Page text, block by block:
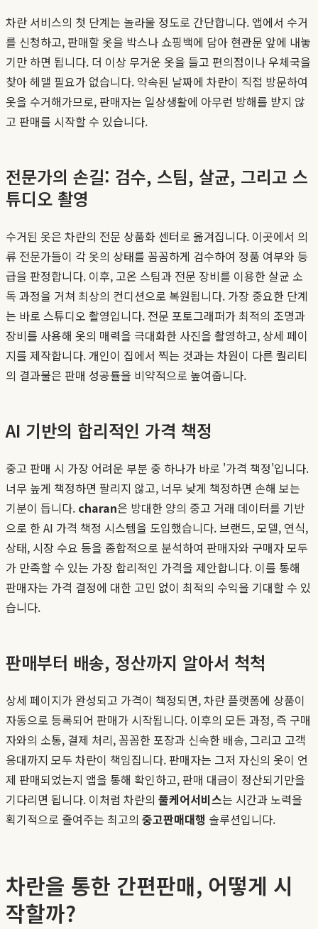
차란 서비스의 첫 단계는 놀라울 정도로 간단합니다. 앱에서 수거
를 신청하고, 판매할 옷을 박스나 쇼핑백에 담아 현관문 앞에 내놓
기만 하면 됩니다. 더 이상 무거운 옷을 들고 편의점이나 우체국을
찾아 헤맬 필요가 없습니다. 약속된 날짜에 차란이 직접 방문하여
옷을 수거해가므로, 판매자는 일상생활에 아무런 방해를 받지 않
고 판매를 시작할 수 있습니다.
전문가의 손길: 검수, 스팀, 살균, 그리고 스
튜디오 촬영
수거된 옷은 차란의 전문 상품화 센터로 옮겨집니다. 이곳에서 의
류 전문가들이 각 옷의 상태를 꼼꼼하게 검수하여 정품 여부와 등
급을 판정합니다. 이후, 고온 스팀과 전문 장비를 이용한 살균 소
독 과정을 거쳐 최상의 컨디션으로 복원됩니다. 가장 중요한 단계
는 바로 스튜디오 촬영입니다. 전문 포토그래퍼가 최적의 조명과
장비를 사용해 옷의 매력을 극대화한 사진을 촬영하고, 상세 페이
지를 제작합니다. 개인이 집에서 찍는 것과는 차원이 다른 퀄리티
의 결과물은 판매 성공률을 비약적으로 높여줍니다.
AI 기반의 합리적인 가격 책정
중고 판매 시 가장 어려운 부분 중 하나가 바로 '가격 책정'입니다.
너무 높게 책정하면 팔리지 않고, 너무 낮게 책정하면 손해 보는
기분이 듭니다. charan은 방대한 양의 중고 거래 데이터를 기반
으로 한 AI 가격 책정 시스템을 도입했습니다. 브랜드, 모델, 연식,
상태, 시장 수요 등을 종합적으로 분석하여 판매자와 구매자 모두
가 만족할 수 있는 가장 합리적인 가격을 제안합니다. 이를 통해
판매자는 가격 결정에 대한 고민 없이 최적의 수익을 기대할 수 있
습니다.
판매부터 배송, 정산까지 알아서 척척
상세 페이지가 완성되고 가격이 책정되면, 차란 플랫폼에 상품이
자동으로 등록되어 판매가 시작됩니다. 이후의 모든 과정, 즉 구매
자와의 소통, 결제 처리, 꼼꼼한 포장과 신속한 배송, 그리고 고객
응대까지 모두 차란이 책임집니다. 판매자는 그저 자신의 옷이 언
제 판매되었는지 앱을 통해 확인하고, 판매 대금이 정산되기만을
기다리면 됩니다. 이처럼 차란의 풀케어서비스는 시간과 노력을
획기적으로 줄여주는 최고의 중고판매대행 솔루션입니다.
차란을 통한 간편판매, 어떻게 시
작할까?